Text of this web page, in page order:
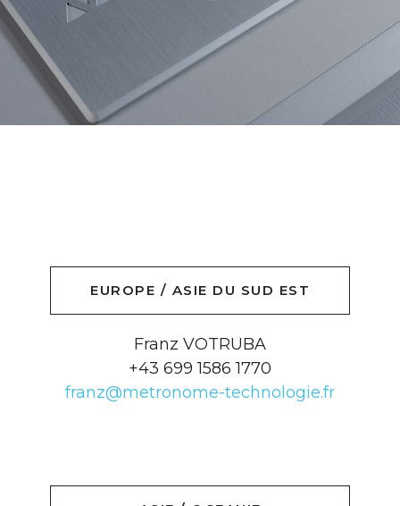
EUROPE / ASIE DU SUD EST
Franz VOTRUBA
+43 699 1586 1770
franz@metronome-technologie.fr